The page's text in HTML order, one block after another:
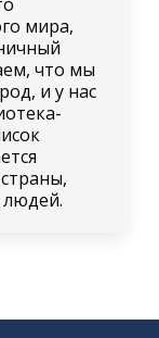
мира,
что мы
и у нас
людей.